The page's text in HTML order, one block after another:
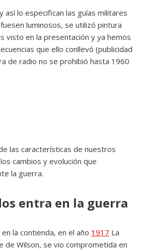
así lo especifican las guías militares
luminosos, se utilizó pintura
visto en la presentación y ya hemos
que ello conllevó (publicidad
de radio no se prohibió hasta 1960
las características de nuestros
cambios y evolución que
la guerra.
entra en la guerra
la contienda, en el año 1917 La
de Wilson, se vio comprometida en